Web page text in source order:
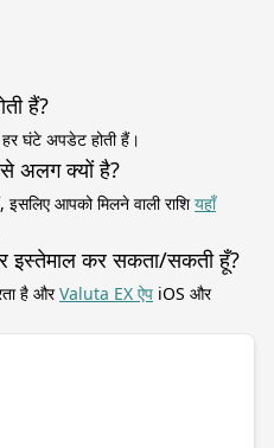
हैं?
हर घंटे अपडेट होती हैं।
अलग क्यों है?
आपको मिलने वाली राशियहाँ
इस्तेमाल कर सकता/सकती हूँ?
है औरValuta EX ऐप iOS और